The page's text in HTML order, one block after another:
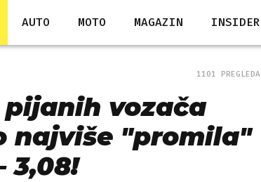
AUTO MOTO MAGAZIN INSIDER
1101 PREGLEDA
pijanih vozača
najviše "promila"
3,08!